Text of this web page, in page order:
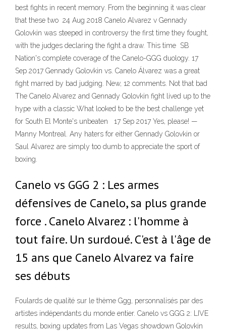
best fights in recent memory. From the beginning it was clear
that these two 24 Aug 2018 Canelo Alvarez v Gennady
Golovkin was steeped in controversy the first time they fought,
with the judges declaring the fight a draw. This time SB
Nation's complete coverage of the Canelo-GGG duology. 17
Sep 2017 Gennady Golovkin vs. Canelo Álvarez was a great
fight marred by bad judging. New, 12 comments. Not that bad
The Canelo Alvarez and Gennady Golovkin fight lived up to the
hype with a classic What looked to be the best challenge yet
for South El Monte's unbeaten 17 Sep 2017 Yes, please! —
Manny Montreal. Any haters for either Gennady Golovkin or
Saul Alvarez are simply too dumb to appreciate the sport of
boxing.
Canelo vs GGG 2 : Les armes
défensives de Canelo, sa plus grande
force . Canelo Alvarez : l'homme à
tout faire. Un surdoué. C'est à l'âge de
15 ans que Canelo Alvarez va faire
ses débuts
Foulards de qualité sur le thème Ggg, personnalisés par des
artistes indépendants du monde entier. Canelo vs GGG 2: LIVE
results, boxing updates from Las Vegas showdown Golovkin